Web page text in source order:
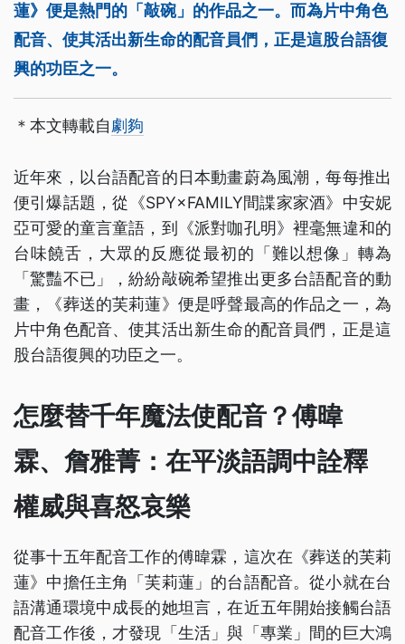
蓮》便是熱門的「敲碗」的作品之一。而為片中角色
配音、使其活出新生命的配音員們，正是這股台語復
興的功臣之一。
＊本文轉載自劇夠
近年來，以台語配音的日本動畫蔚為風潮，每每推出
便引爆話題，從《SPY×FAMILY間諜家家酒》中安妮
亞可愛的童言童語，到《派對咖孔明》裡毫無違和的
台味饒舌，大眾的反應從最初的「難以想像」轉為
「驚豔不已」，紛紛敲碗希望推出更多台語配音的動
畫，《葬送的芙莉蓮》便是呼聲最高的作品之一，為
片中角色配音、使其活出新生命的配音員們，正是這
股台語復興的功臣之一。
怎麼替千年魔法使配音？傅暐
霖、詹雅菁：在平淡語調中詮釋
權威與喜怒哀樂
從事十五年配音工作的傅暐霖，這次在《葬送的芙莉
蓮》中擔任主角「芙莉蓮」的台語配音。從小就在台
語溝通環境中成長的她坦言，在近五年開始接觸台語
配音工作後，才發現「生活」與「專業」間的巨大鴻